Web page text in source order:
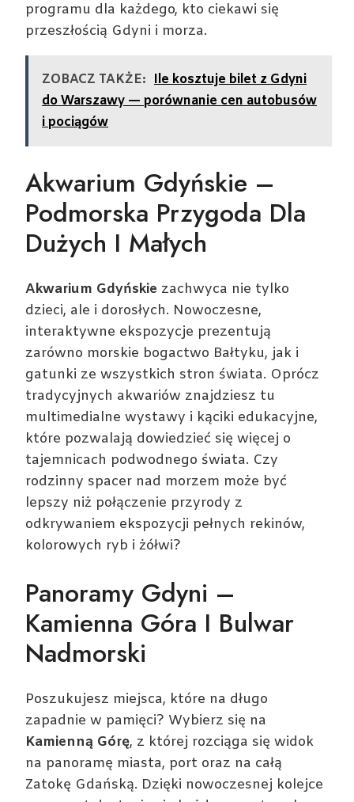
programu dla każdego, kto ciekawi się
przeszłością Gdyni i morza.
ZOBACZ TAKŻE: Ile kosztuje bilet z Gdyni
do Warszawy — porównanie cen autobusów
i pociągów
Akwarium Gdyńskie –
Podmorska Przygoda Dla
Dużych I Małych
Akwarium Gdyńskie zachwyca nie tylko
dzieci, ale i dorosłych. Nowoczesne,
interaktywne ekspozycje prezentują
zarówno morskie bogactwo Bałtyku, jak i
gatunki ze wszystkich stron świata. Oprócz
tradycyjnych akwariów znajdziesz tu
multimedialne wystawy i kąciki edukacyjne,
które pozwalają dowiedzieć się więcej o
tajemnicach podwodnego świata. Czy
rodzinny spacer nad morzem może być
lepszy niż połączenie przyrody z
odkrywaniem ekspozycji pełnych rekinów,
kolorowych ryb i żółwi?
Panoramy Gdyni –
Kamienna Góra I Bulwar
Nadmorski
Poszukujesz miejsca, które na długo
zapadnie w pamięci? Wybierz się na
Kamienną Górę, z której rozciąga się widok
na panoramę miasta, port oraz na całą
Zatokę Gdańską. Dzięki nowoczesnej kolejce